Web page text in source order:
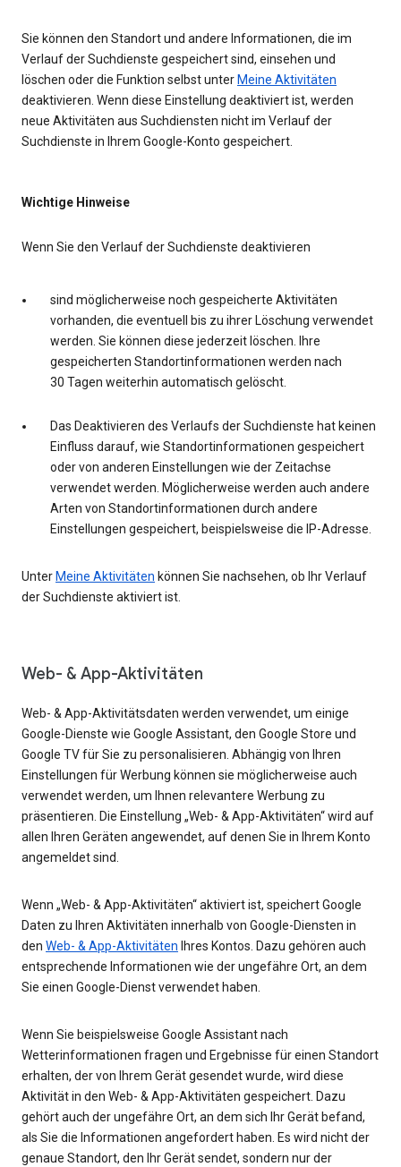
Sie können den Standort und andere Informationen, die im
Verlauf der Suchdienste gespeichert sind, einsehen und
löschen oder die Funktion selbst unter Meine Aktivitäten
deaktivieren. Wenn diese Einstellung deaktiviert ist, werden
neue Aktivitäten aus Suchdiensten nicht im Verlauf der
Suchdienste in Ihrem Google-Konto gespeichert.
Wichtige Hinweise
Wenn Sie den Verlauf der Suchdienste deaktivieren
sind möglicherweise noch gespeicherte Aktivitäten
vorhanden, die eventuell bis zu ihrer Löschung verwendet
werden. Sie können diese jederzeit löschen. Ihre
gespeicherten Standortinformationen werden nach
30 Tagen weiterhin automatisch gelöscht.
Das Deaktivieren des Verlaufs der Suchdienste hat keinen
Einfluss darauf, wie Standortinformationen gespeichert
oder von anderen Einstellungen wie der Zeitachse
verwendet werden. Möglicherweise werden auch andere
Arten von Standortinformationen durch andere
Einstellungen gespeichert, beispielsweise die IP-Adresse.
Unter Meine Aktivitäten können Sie nachsehen, ob Ihr Verlauf
der Suchdienste aktiviert ist.
Web- & App-Aktivitäten
Web- & App-Aktivitätsdaten werden verwendet, um einige
Google-Dienste wie Google Assistant, den Google Store und
Google TV für Sie zu personalisieren. Abhängig von Ihren
Einstellungen für Werbung können sie möglicherweise auch
verwendet werden, um Ihnen relevantere Werbung zu
präsentieren. Die Einstellung „Web- & App-Aktivitäten“ wird auf
allen Ihren Geräten angewendet, auf denen Sie in Ihrem Konto
angemeldet sind.
Wenn „Web- & App-Aktivitäten“ aktiviert ist, speichert Google
Daten zu Ihren Aktivitäten innerhalb von Google-Diensten in
den Web- & App-Aktivitäten Ihres Kontos. Dazu gehören auch
entsprechende Informationen wie der ungefähre Ort, an dem
Sie einen Google-Dienst verwendet haben.
Wenn Sie beispielsweise Google Assistant nach
Wetterinformationen fragen und Ergebnisse für einen Standort
erhalten, der von Ihrem Gerät gesendet wurde, wird diese
Aktivität in den Web- & App-Aktivitäten gespeichert. Dazu
gehört auch der ungefähre Ort, an dem sich Ihr Gerät befand,
als Sie die Informationen angefordert haben. Es wird nicht der
genaue Standort, den Ihr Gerät sendet, sondern nur der